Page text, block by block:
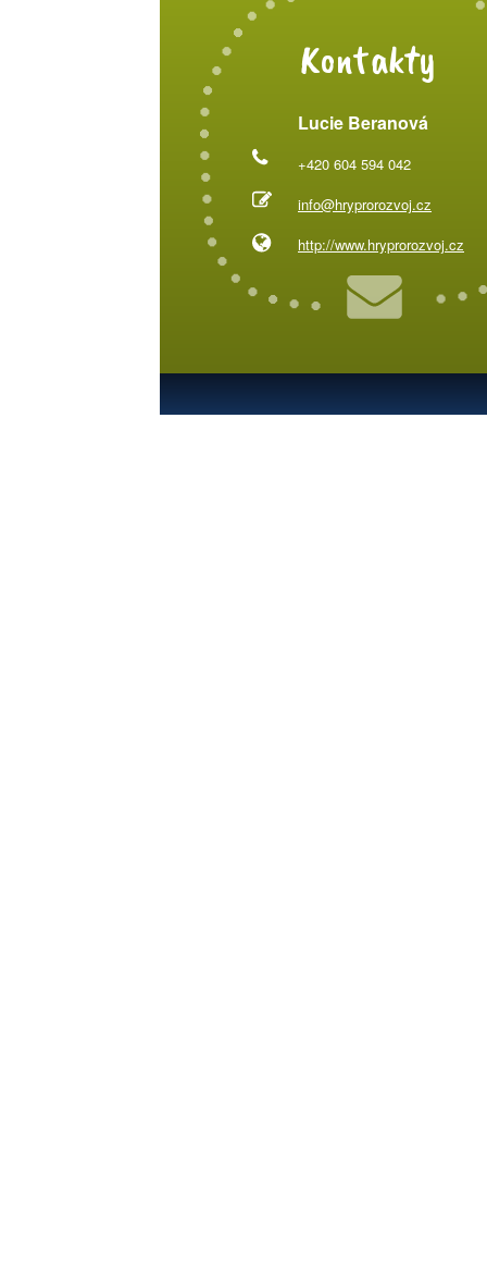
Kontakty
Lucie Beranová
+420 604 594 042
info@hryprorozvoj.cz
http://www.hryprorozvoj.cz